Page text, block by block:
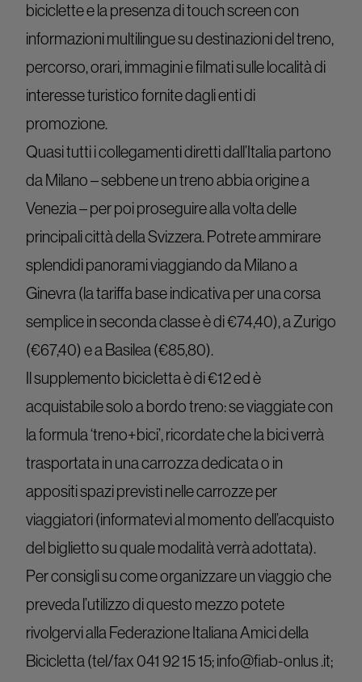
biciclette e la presenza di touch screen con
informazioni multilingue su destinazioni del treno,
percorso, orari, immagini e filmati sulle località di
interesse turistico fornite dagli enti di
promozione.
Quasi tutti i collegamenti diretti dall’Italia partono
da Milano – sebbene un treno abbia origine a
Venezia – per poi proseguire alla volta delle
principali città della Svizzera. Potrete ammirare
splendidi panorami viaggiando da Milano a
Ginevra (la tariffa base indicativa per una corsa
semplice in seconda classe è di €74,40), a Zurigo
(€67,40) e a Basilea (€85,80).
Il supplemento bicicletta è di €12 ed è
acquistabile solo a bordo treno: se viaggiate con
la formula ‘treno+bici’, ricordate che la bici verrà
trasportata in una carrozza dedicata o in
appositi spazi previsti nelle carrozze per
viaggiatori (informatevi al momento dell’acquisto
del biglietto su quale modalità verrà adottata).
Per consigli su come organizzare un viaggio che
preveda l’utilizzo di questo mezzo potete
rivolgervi alla Federazione Italiana Amici della
Bicicletta (tel/fax 041 92 15 15; info@fiab-onlus .it;